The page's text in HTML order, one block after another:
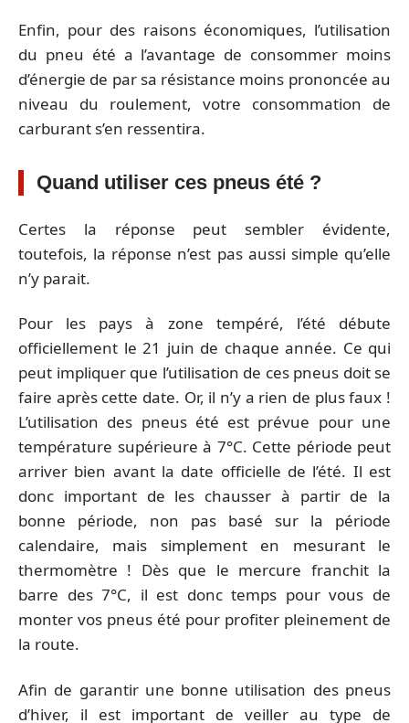
Enfin, pour des raisons économiques, l’utilisation
du pneu été a l’avantage de consommer moins
d’énergie de par sa résistance moins prononcée au
niveau du roulement, votre consommation de
carburant s’en ressentira.
Quand utiliser ces pneus été ?
Certes la réponse peut sembler évidente,
toutefois, la réponse n’est pas aussi simple qu’elle
n’y parait.
Pour les pays à zone tempéré, l’été débute
officiellement le 21 juin de chaque année. Ce qui
peut impliquer que l’utilisation de ces pneus doit se
faire après cette date. Or, il n’y a rien de plus faux !
L’utilisation des pneus été est prévue pour une
température supérieure à 7°C. Cette période peut
arriver bien avant la date officielle de l’été. Il est
donc important de les chausser à partir de la
bonne période, non pas basé sur la période
calendaire, mais simplement en mesurant le
thermomètre ! Dès que le mercure franchit la
barre des 7°C, il est donc temps pour vous de
monter vos pneus été pour profiter pleinement de
la route.
Afin de garantir une bonne utilisation des pneus
d’hiver, il est important de veiller au type de